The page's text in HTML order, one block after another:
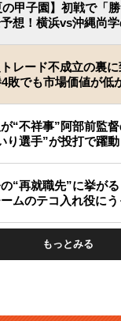
の甲子園】初戦で「
想！横浜vs沖縄尚
レード不成立の裏
4敗でも市場価値が低
“不祥事”阿部前監
り選手”が投打で躍動
“再就職先”に挙が
ムのテコ入れ役に
もっとみる